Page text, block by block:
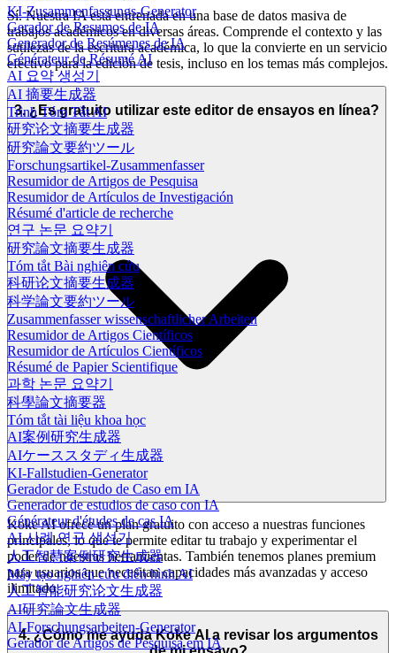
KI-Zusammenfassungs-Generator
Gerador de Resumos de IA
Generador de Resúmenes de IA
Générateur de Résumé AI
AI 요약 생성기
AI 摘要生成器
Trình Tóm Tắt AI
研究论文摘要生成器
研究論文要約ツール
Forschungsartikel-Zusammenfasser
Resumidor de Artigos de Pesquisa
Resumidor de Artículos de Investigación
Résumé d'article de recherche
연구 논문 요약기
研究論文摘要生成器
Tóm tắt Bài nghiên cứu
科研论文摘要生成器
科学論文要約ツール
Zusammenfasser wissenschaftlicher Arbeiten
Resumidor de Artigos Científicos
Resumidor de Artículos Científicos
Résumé de Papier Scientifique
과학 논문 요약기
科學論文摘要器
Tóm tắt tài liệu khoa học
AI案例研究生成器
AIケーススタディ生成器
KI-Fallstudien-Generator
Gerador de Estudo de Caso em IA
Generador de estudios de caso con IA
Générateur d'études de cas IA
AI 사례 연구 생성기
人工智慧案例研究生成器
Máy tạo nghiên cứu điển hình AI
人工智能研究论文生成器
AI研究論文生成器
AI-Forschungsarbeiten-Generator
Gerador de Artigos de Pesquisa em IA
Sí. Nuestra IA está entrenada en una base de datos masiva de
trabajos académicos en diversas áreas. Comprende el contexto y las
sutilezas de la escritura académica, lo que la convierte en un servicio
efectivo para la edición de tesis, incluso en los temas más complejos.
3. ¿Es gratuito utilizar este editor de ensayos en línea?
Koke AI ofrece un plan gratuito con acceso a nuestras funciones
principales, lo que te permite editar tu trabajo y experimentar el
poder de nuestras herramientas. También tenemos planes premium
para usuarios que necesitan capacidades más avanzadas y acceso
ilimitado.
4. ¿Cómo me ayuda Koke AI a revisar los argumentos